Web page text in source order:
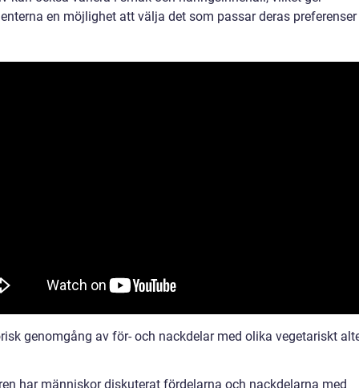
en möjlighet att välja det som passar deras
genomgång av för- och nackdelar med olika vegetariskt
har människor diskuterat fördelarna och nackdelarna med